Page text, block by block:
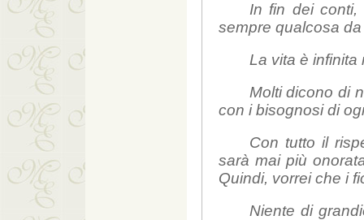
In fin dei
sempre qualcosa
La vita è infinita
Molti dicono di
con i bisognosi di
Con tutto il
sarà mai più
Quindi, vorrei che i
Niente di